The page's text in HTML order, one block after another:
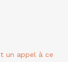
un appel à ce